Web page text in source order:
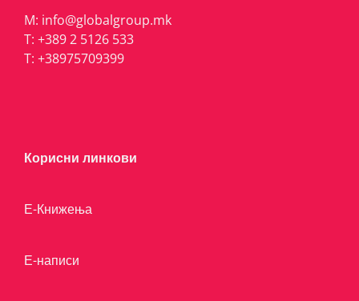
M: info@globalgroup.mk
T: +389 2 5126 533
T: +38975709399
Корисни линкови
Е-Книжења
Е-написи